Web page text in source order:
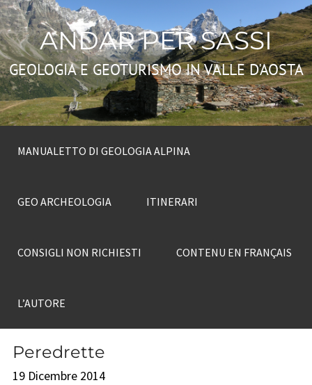
ANDAR PER SASSI
GEOLOGIA E GEOTURISMO IN VALLE D'AOSTA
MANUALETTO DI GEOLOGIA ALPINA
GEO ARCHEOLOGIA ITINERARI
CONSIGLI NON RICHIESTI CONTENU EN FRANÇAIS
L’AUTORE
Peredrette
19 Dicembre 2014